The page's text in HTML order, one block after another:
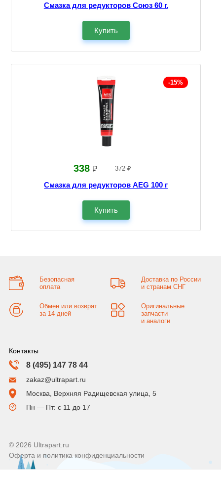
Смазка для редукторов Союз 60 г.
Купить
-15%
338 ₽ 372 ₽
Смазка для редукторов AEG 100 г
Купить
Безопасная
оплата
Доставка по России
и странам СНГ
Обмен или возврат
за 14 дней
Оригинальные
запчасти
и аналоги
Контакты
8 (495) 147 78 44
zakaz@ultrapart.ru
Москва, Верхняя Радищевская улица, 5
Пн — Пт: с 11 до 17
© 2026 Ultrapart.ru
Оферта и политика конфиденциальности